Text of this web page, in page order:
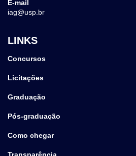
E-mail
iag@usp.br
LINKS
Concursos
Licitações
Graduação
Pós-graduação
Como chegar